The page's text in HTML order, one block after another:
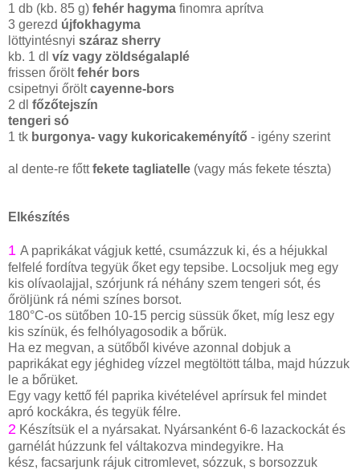
1 db (kb. 85 g) fehér hagyma finomra aprítva
3 gerezd újfokhagyma
löttyintésnyi száraz sherry
kb. 1 dl víz vagy zöldségalaplé
frissen őröltfehér bors
csipetnyi őröltcayenne-bors
2 dl főzőtejszín
tengeri só
1 tk burgonya- vagy kukoricakeményítő - igény szerint
al dente-re főttfekete tagliatelle (vagy más fekete tészta)
Elkészítés
1 A paprikákat vágjuk ketté, csumázzuk ki, és a héjukkal
felfelé fordítva tegyük őket egy tepsibe. Locsoljuk meg egy
kis olívaolajjal, szórjunk rá néhány szem tengeri sót, és
őröljünk rá némi színes borsot.
180°C-os sütőben 10-15 percig süssük őket, míg lesz egy
kis színük, és felhólyagosodik a bőrük.
Ha ez megvan, a sütőből kivéve azonnal dobjuk a
paprikákat egy jéghideg vízzel megtöltött tálba, majd húzzuk
le a bőrüket.
Egy vagy kettő fél paprika kivételével aprírsuk fel mindet
apró kockákra, és tegyük félre.
2 Készítsük el a nyársakat. Nyársanként 6-6 lazackockát és
garnélát húzzunk fel váltakozva mindegyikre. Ha
kész, facsarjunk rájuk citromlevet, sózzuk, s borsozzuk